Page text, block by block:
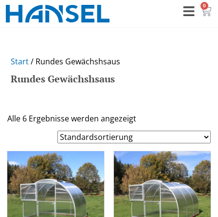
0
Start/ Rundes Gewächshsaus
Rundes Gewächshsaus
Alle 6 Ergebnisse werden angezeigt